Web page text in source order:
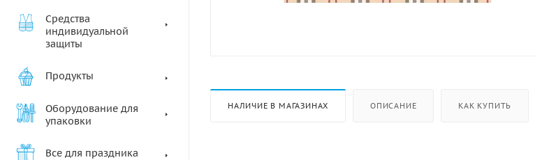
Средства
индивидуальной
защиты
Продукты
Оборудование для
упаковки
Все для праздника
НАЛИЧИЕ В МАГАЗИНАХ ОПИСАНИЕ КАК КУПИТЬ